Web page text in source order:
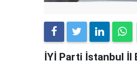
İYİ Parti İstanbul İl